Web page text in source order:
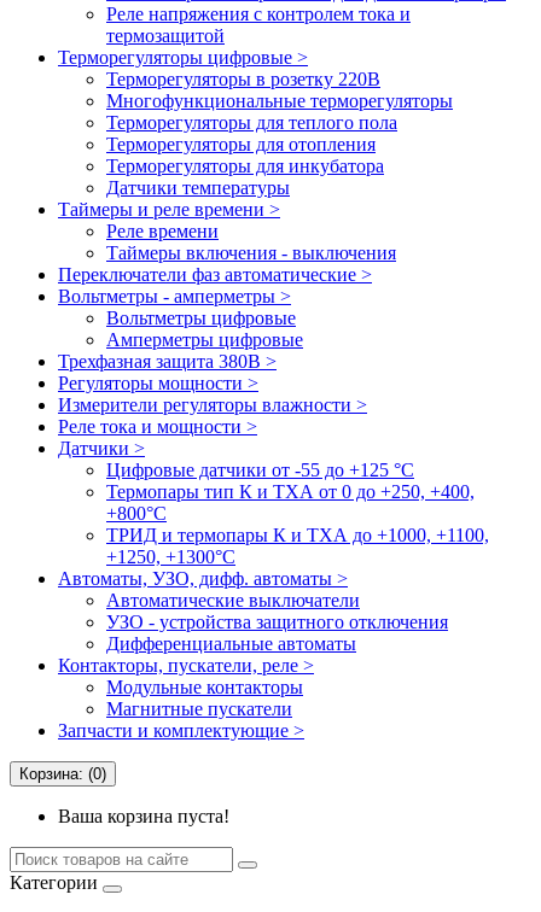
Реле напряжения с контролем тока и
термозащитой
Терморегуляторы цифровые >
Терморегуляторы в розетку 220В
Многофункциональные терморегуляторы
Терморегуляторы для теплого пола
Терморегуляторы для отопления
Терморегуляторы для инкубатора
Датчики температуры
Таймеры и реле времени >
Реле времени
Таймеры включения - выключения
Переключатели фаз автоматические >
Вольтметры - амперметры >
Вольтметры цифровые
Амперметры цифровые
Трехфазная защита 380В >
Регуляторы мощности >
Измерители регуляторы влажности >
Реле тока и мощности >
Датчики >
Цифровые датчики от -55 до +125 °С
Термопары тип К и ТХА от 0 до +250, +400,
+800°C
ТРИД и термопары К и ТХА до +1000, +1100,
+1250, +1300°C
Автоматы, УЗО, дифф. автоматы >
Автоматические выключатели
УЗО - устройства защитного отключения
Дифференциальные автоматы
Контакторы, пускатели, реле >
Модульные контакторы
Магнитные пускатели
Запчасти и комплектующие >
Корзина: (0)
Ваша корзина пуста!
Категории